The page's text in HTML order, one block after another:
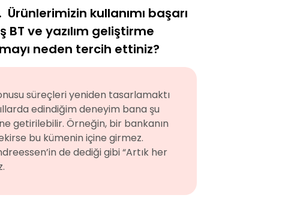
kullanımı başarı
BT ve yazılım geliştirme
neden tercih ettiniz?
süreçleri yeniden tasarlamaktı
edindiğim deneyim bana şu
getirilebilir. Örneğin, bir bankanın
bu kümenin içine girmez.
de dediği gibi “Artık her